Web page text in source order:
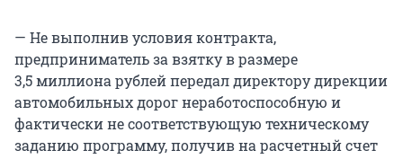
— Не выполнив условия контракта,
предприниматель за взятку в размере
3,5 миллиона рублей передал директору дирекции
автомобильных дорог неработоспособную и
фактически не соответствующую техническому
заданию программу, получив на расчетный счет